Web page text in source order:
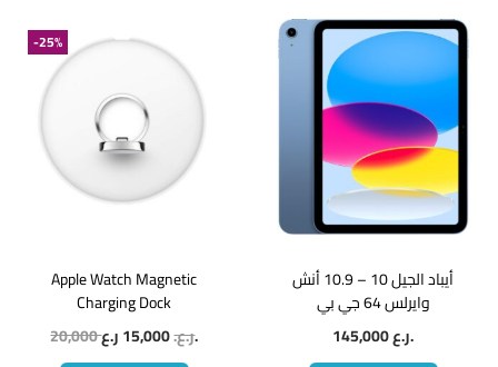
-25%
Apple Watch Magnetic
Charging Dock
20,000
ر.ع.15,000
ر.ع.
أيباد الجيل 10 – 10.9 أنش
وايرلس 64 جي بي
145,000
ر.ع.